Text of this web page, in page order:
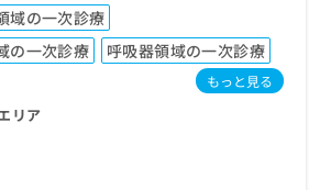
域の一次診療
の一次診療
呼吸器領域の一次診療
もっと見る
リア